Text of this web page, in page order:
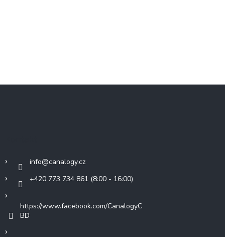
info@canalogy.cz
+420 773 734 861 (8:00 - 16:00)
https://www.facebook.com/CanalogyC
BD